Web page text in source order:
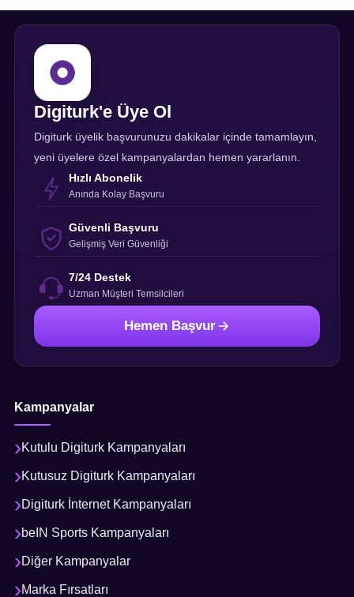
Digiturk'e Üye Ol
Digiturk üyelik başvurunuzu dakikalar içinde tamamlayın,
yeni üyelere özel kampanyalardan hemen yararlanın.
Hızlı Abonelik
Anında Kolay Başvuru
Güvenli Başvuru
Gelişmiş Veri Güvenliği
7/24 Destek
Uzman Müşteri Temsilcileri
Hemen Başvur
Kampanyalar
Kutulu Digiturk Kampanyaları
Kutusuz Digiturk Kampanyaları
Digiturk İnternet Kampanyaları
beIN Sports Kampanyaları
Diğer Kampanyalar
Marka Fırsatları